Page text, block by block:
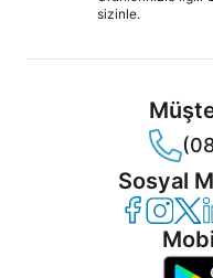
sizinle.
Sosyal
Casper
Casper